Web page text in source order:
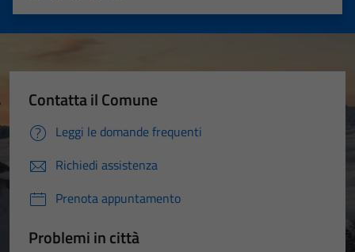
Valuta 5 stelle su 5
Valuta 4 stelle su 5
Valuta 3 stelle su 5
Valuta 2 stelle su 5
Valuta 1 stelle su 5
Contatta il Comune
Leggi le domande frequenti
Richiedi assistenza
Prenota appuntamento
Problemi in città